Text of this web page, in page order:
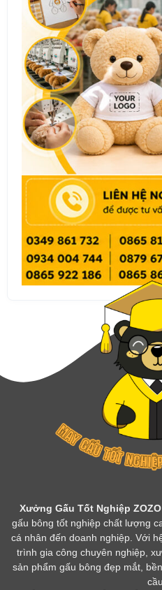
Xưởng Gấu Tốt Nghiệp ZOZO
gấu bông tốt nghiệp chất lượng
cá nhân đến doanh nghiệp. Với
trình gia công chuyên nghiệp,
sản phẩm gấu bông đẹp mắt,
cầu.